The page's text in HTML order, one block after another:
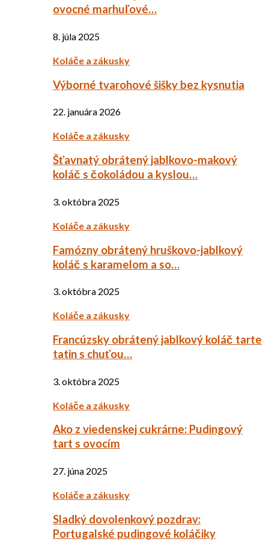
ovocné marhuľové…
8. júla 2025
Koláče a zákusky
Výborné tvarohové šišky bez kysnutia
22. januára 2026
Koláče a zákusky
Šťavnatý obrátený jablkovo-makový
koláč s čokoládou a kyslou…
3. októbra 2025
Koláče a zákusky
Famózny obrátený hruškovo-jablkový
koláč s karamelom a so…
3. októbra 2025
Koláče a zákusky
Francúzsky obrátený jablkový koláč tarte
tatin s chuťou…
3. októbra 2025
Koláče a zákusky
Ako z viedenskej cukrárne: Pudingový
tart s ovocím
27. júna 2025
Koláče a zákusky
Sladký dovolenkový pozdrav:
Portugalské pudingové koláčiky